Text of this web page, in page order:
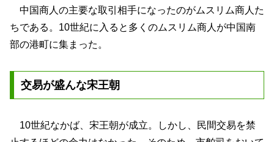
中国商人の主要な取引相手になったのがムスリム商人た
ちである。10世紀に入ると多くのムスリム商人が中国南
部の港町に集まった。
交易が盛んな宋王朝
10世紀なかば、宋王朝が成立。しかし、民間交易を禁